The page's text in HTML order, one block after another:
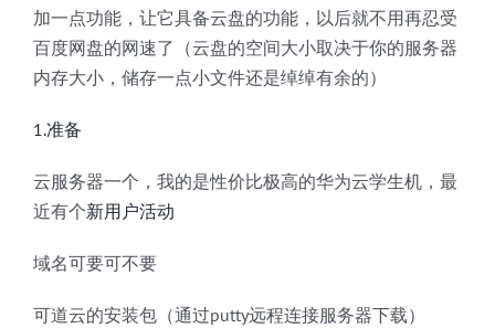
加一点功能，让它具备云盘的功能，以后就不用再忍受
百度网盘的网速了（云盘的空间大小取决于你的服务器
内存大小，储存一点小文件还是绰绰有余的）
1.准备
云服务器一个，我的是性价比极高的华为云学生机，最
近有个新用户活动
域名可要可不要
可道云的安装包（通过putty远程连接服务器下载）